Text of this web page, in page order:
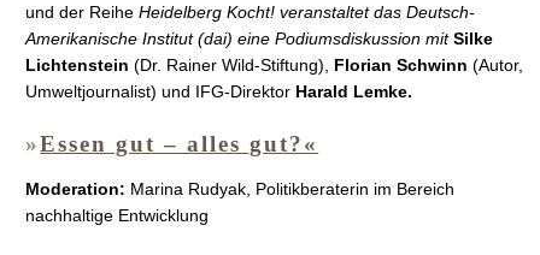
und der ReiheHeidelberg Kocht! veranstaltet das Deutsch-
Amerikanische Institut (dai) eine Podiumsdiskussion mitSilke
Lichtenstein (Dr. Rainer Wild-Stiftung), Florian Schwinn (Autor,
Umweltjournalist) und IFG-Direktor Harald Lemke.
»Essen gut – alles gut?«
Moderation: Marina Rudyak, Politikberaterin im Bereich
nachhaltige Entwicklung